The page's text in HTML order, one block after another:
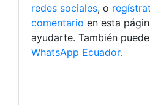
redes sociales, o
comentario en esta
ayudarte. También
WhatsApp Ecuador.